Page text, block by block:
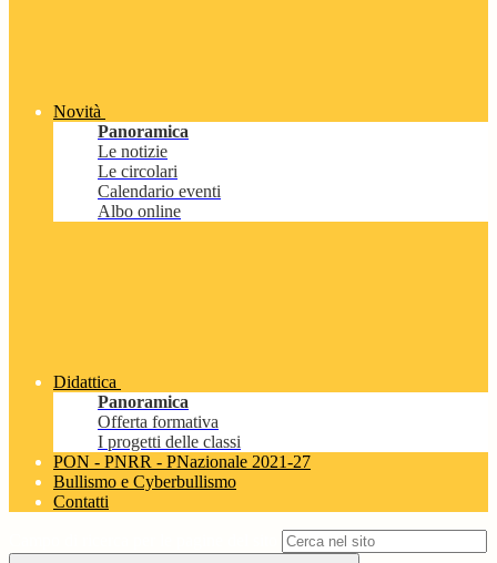
Novità
Panoramica
Le notizie
Le circolari
Calendario eventi
Albo online
Didattica
Panoramica
Offerta formativa
I progetti delle classi
PON - PNRR - PNazionale 2021-27
Bullismo e Cyberbullismo
Contatti